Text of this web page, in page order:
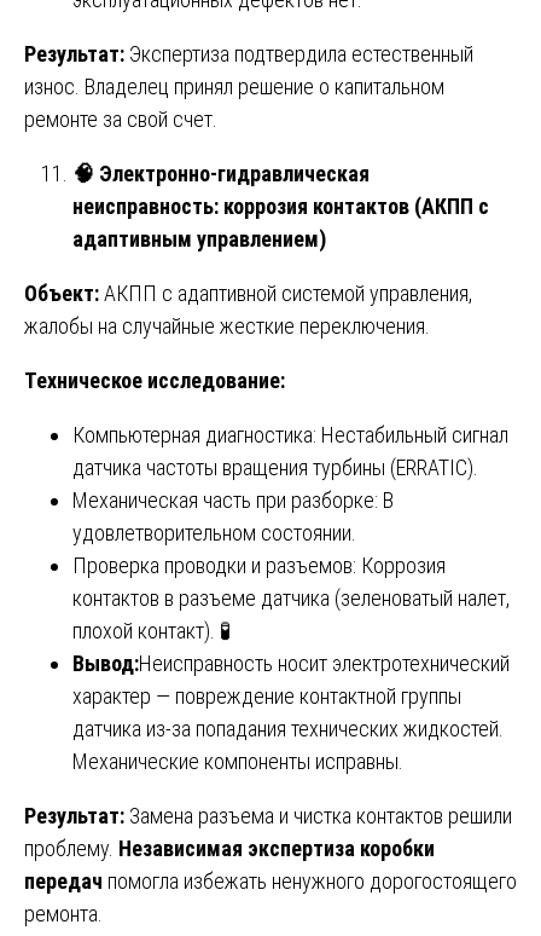
Результат: Экспертиза подтвердила естественный
износ. Владелец принял решение о капитальном
ремонте за свой счет.
🧠 Электронно-гидравлическая
неисправность: коррозия контактов (АКПП с
адаптивным управлением)
Объект:АКПП с адаптивной системой управления,
жалобы на случайные жесткие переключения.
Техническое исследование:
Компьютерная диагностика: Нестабильный сигнал
датчика частоты вращения турбины (ERRATIC).
Механическая часть при разборке: В
удовлетворительном состоянии.
Проверка проводки и разъемов: Коррозия
контактов в разъеме датчика (зеленоватый налет,
плохой контакт). 🧪
Вывод:Неисправность носит электротехнический
характер — повреждение контактной группы
датчика из-за попадания технических жидкостей.
Механические компоненты исправны.
Результат: Замена разъема и чистка контактов решили
проблему. Независимая экспертиза коробки
передач помогла избежать ненужного дорогостоящего
ремонта.